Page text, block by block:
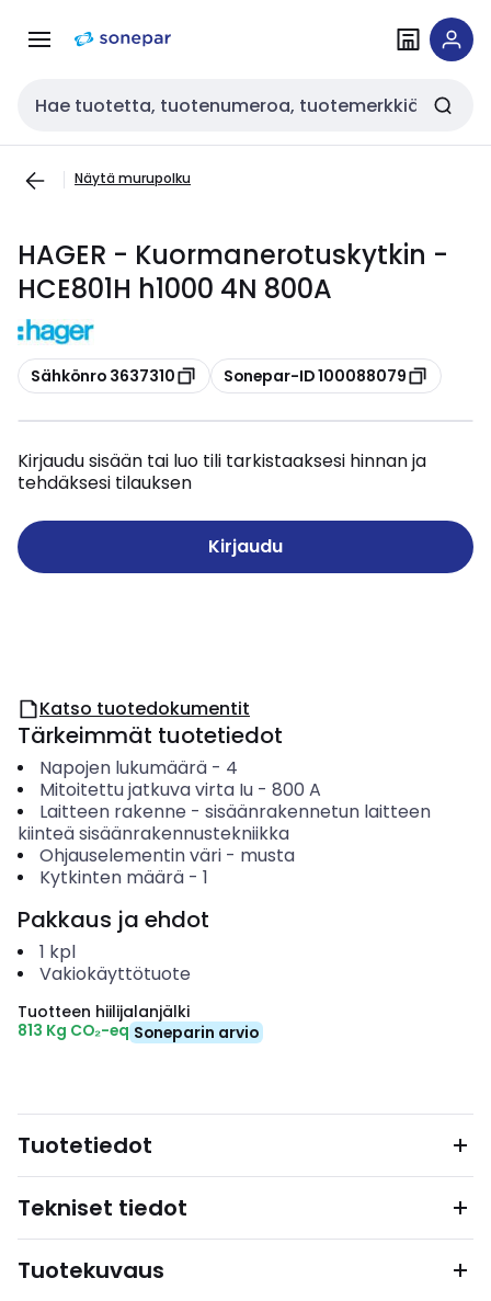
navigointiinsisältöön
Haku
Näytä murupolku
HAGER - Kuormanerotuskytkin -
HCE801H h1000 4N 800A
Kopioi
Sähkönro 3637310 Kopioi
Sonepar-ID 100088079
Kirjaudu sisään tai luo tili tarkistaaksesi hinnan ja
tehdäksesi tilauksen
Kirjaudu
Katso tuotedokumentit
Tärkeimmät tuotetiedot
Napojen lukumäärä- 4
Mitoitettu jatkuva virta Iu- 800 A
Laitteen rakenne - sisäänrakennetun laitteen
kiinteä sisäänrakennustekniikka
Ohjauselementin väri- musta
Kytkinten määrä- 1
Pakkaus ja ehdot
1 kpl
Vakiokäyttötuote
Tuotteen hiilijalanjälki
813 Kg CO₂-eq Soneparin arvio
Tuotetiedot
Tekniset tiedot
Tuotekuvaus